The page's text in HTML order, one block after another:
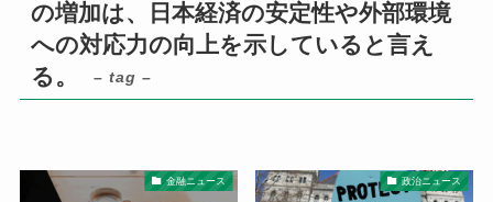
の増加は、日本経済の安定性や外部環境
への対応力の向上を示していると言え
る。
– tag –
金融ニュース 政治ニュース